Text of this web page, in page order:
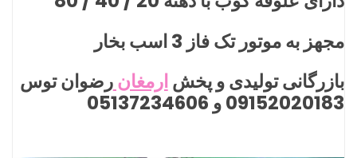
مجهز به موتور تک فاز 3 اسب بخار
بازرگانی تولیدی و پخشارمغانرضوان توس
09152020183 و 05137234606